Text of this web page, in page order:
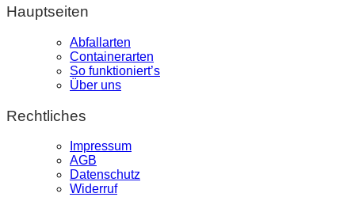
Hauptseiten
Abfallarten
Containerarten
So funktioniert’s
Über uns
Rechtliches
Impressum
AGB
Datenschutz
Widerruf